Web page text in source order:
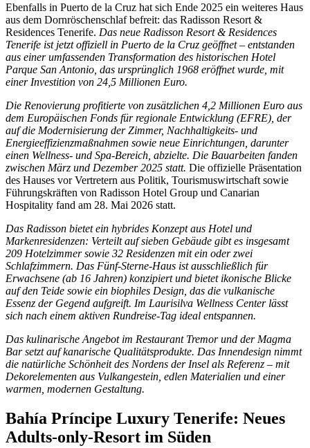
Ebenfalls in Puerto de la Cruz hat sich Ende 2025 ein weiteres Haus
aus dem Dornröschenschlaf befreit: das Radisson Resort &
Residences Tenerife. Das neue Radisson Resort & Residences
Tenerife ist jetzt offiziell in Puerto de la Cruz geöffnet – entstanden
aus einer umfassenden Transformation des historischen Hotel
Parque San Antonio, das ursprünglich 1968 eröffnet wurde, mit
einer Investition von 24,5 Millionen Euro.
Die Renovierung profitierte von zusätzlichen 4,2 Millionen Euro aus
dem Europäischen Fonds für regionale Entwicklung (EFRE), der
auf die Modernisierung der Zimmer, Nachhaltigkeits- und
Energieeffizienzmaßnahmen sowie neue Einrichtungen, darunter
einen Wellness- und Spa-Bereich, abzielte. Die Bauarbeiten fanden
zwischen März und Dezember 2025 statt. Die offizielle Präsentation
des Hauses vor Vertretern aus Politik, Tourismuswirtschaft sowie
Führungskräften von Radisson Hotel Group und Canarian
Hospitality fand am 28. Mai 2026 statt.
Das Radisson bietet ein hybrides Konzept aus Hotel und
Markenresidenzen: Verteilt auf sieben Gebäude gibt es insgesamt
209 Hotelzimmer sowie 32 Residenzen mit ein oder zwei
Schlafzimmern. Das Fünf-Sterne-Haus ist ausschließlich für
Erwachsene (ab 16 Jahren) konzipiert und bietet ikonische Blicke
auf den Teide sowie ein biophiles Design, das die vulkanische
Essenz der Gegend aufgreift. Im Laurisilva Wellness Center lässt
sich nach einem aktiven Rundreise-Tag ideal entspannen.
Das kulinarische Angebot im Restaurant Tremor und der Magma
Bar setzt auf kanarische Qualitätsprodukte. Das Innendesign nimmt
die natürliche Schönheit des Nordens der Insel als Referenz – mit
Dekorelementen aus Vulkangestein, edlen Materialien und einer
warmen, modernen Gestaltung.
Bahía Príncipe Luxury Tenerife: Neues
Adults-only-Resort im Süden